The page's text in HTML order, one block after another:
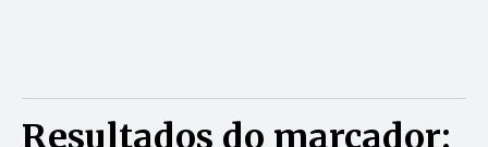
Resultados do marcador: